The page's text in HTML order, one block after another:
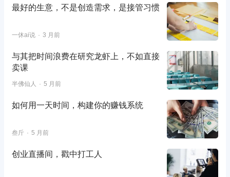
最好的生意，不是创造需求，是接管习惯
一休ai说 3 月前
与其把时间浪费在研究龙虾上，不如直接
卖课
半佛仙人 5 月前
如何用一天时间，构建你的赚钱系统
叁斤 5 月前
创业直播间，戳中打工人